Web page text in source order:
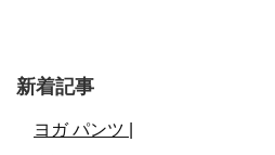
新着記事
ヨガ パンツ |